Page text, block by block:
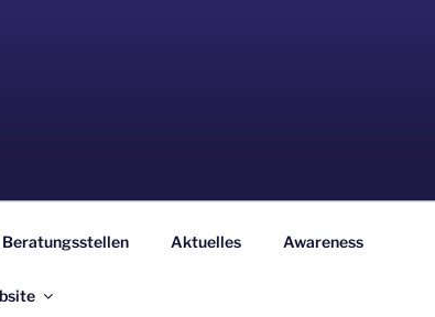
Beratungsstellen Aktuelles Awareness